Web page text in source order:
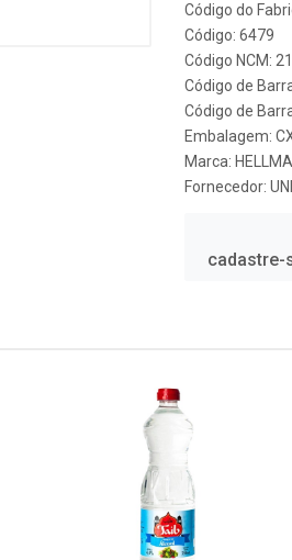
Código do
Código: 6479
Código NCM:
Código de
Código de
Embalagem:
Marca:
Fornecedor:
cadastre-